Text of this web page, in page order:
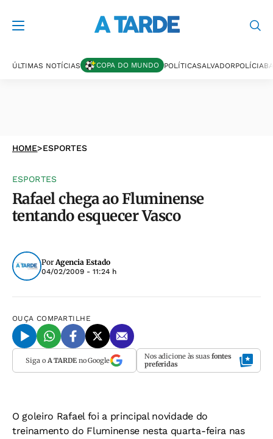
ÚLTIMAS NOTÍCIAS COPA DO MUNDO POLÍTICASALVADORPOLÍCIA
HOME>ESPORTES
ESPORTES
Rafael chega ao Fluminense
tentando esquecer Vasco
PorAgencia Estado
04/02/2009 - 11:24 h
OUÇA COMPARTILHE
Siga o A TARDEno Google Nos adicione às suas fontes
preferidas
O goleiro Rafael foi a principal novidade do
treinamento do Fluminense nesta quarta-feira nas